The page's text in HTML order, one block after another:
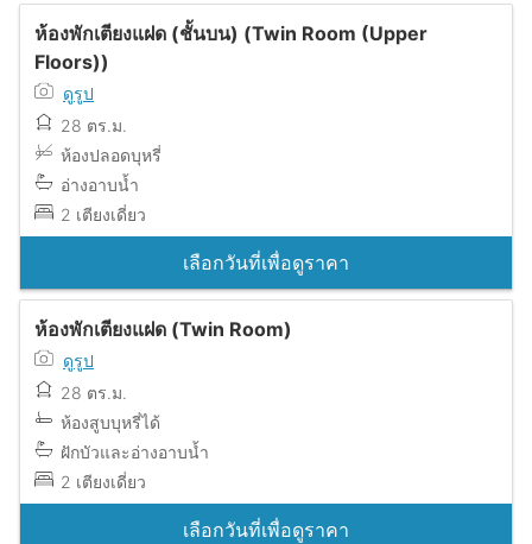
ห้องพักเตียงแฝด (ชั้นบน) (Twin Room (Upper
Floors))
ดูรูป
28 ตร.ม.
ห้องปลอดบุหรี่
อ่างอาบน้ำ
2 เตียงเดี่ยว
เลือกวันที่เพื่อดูราคา
ห้องพักเตียงแฝด (Twin Room)
ดูรูป
28 ตร.ม.
ห้องสูบบุหรี่ได้
ฝักบัวและอ่างอาบน้ำ
2 เตียงเดี่ยว
เลือกวันที่เพื่อดูราคา